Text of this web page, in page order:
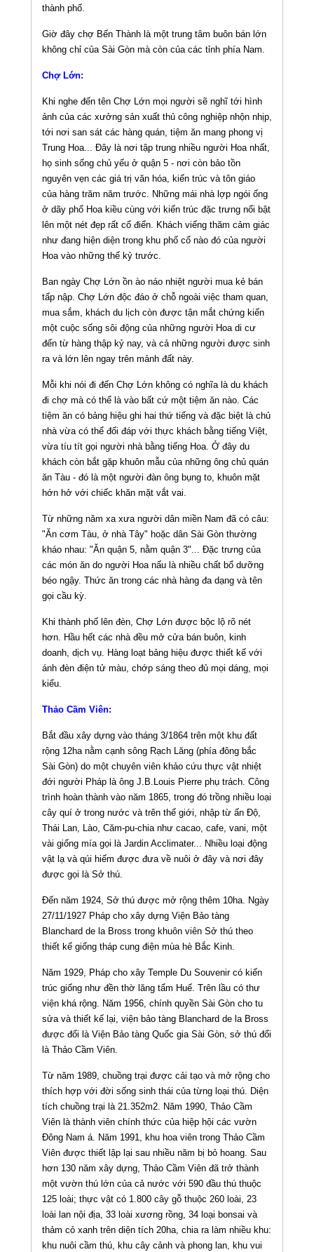
thành phố.
Giờ đây chợ Bến Thành là một trung tâm buôn bán lớn
không chỉ của Sài Gòn mà còn của các tỉnh phía Nam.
Chợ Lớn:
Khi nghe đến tên Chợ Lớn mọi người sẽ nghĩ tới hình
ảnh của các xưởng sản xuất thủ công nghiệp nhộn nhịp,
tới nơi san sát các hàng quán, tiệm ăn mang phong vị
Trung Hoa... Đây là nơi tập trung nhiều người Hoa nhất,
họ sinh sống chủ yếu ở quận 5 - nơi còn bảo tồn
nguyên vẹn các giá trị văn hóa, kiến trúc và tôn giáo
của hàng trăm năm trước. Những mái nhà lợp ngói ống
ở dãy phố Hoa kiều cùng với kiến trúc đặc trưng nổi bật
lên một nét đẹp rất cổ điển. Khách viếng thăm cảm giác
như đang hiện diện trong khu phố cổ nào đó của người
Hoa vào những thế kỷ trước.
Ban ngày Chợ Lớn ồn ào náo nhiệt người mua kẻ bán
tấp nập. Chợ Lớn độc đáo ở chỗ ngoài việc tham quan,
mua sắm, khách du lịch còn được tận mắt chứng kiến
một cuộc sống sôi động của những người Hoa di cư
đến từ hàng thập kỷ nay, và cả những người được sinh
ra và lớn lên ngay trên mảnh đất này.
Mỗi khi nói đi đến Chợ Lớn không có nghĩa là du khách
đi chợ mà có thể là vào bất cứ một tiệm ăn nào. Các
tiệm ăn có bảng hiệu ghi hai thứ tiếng và đặc biệt là chủ
nhà vừa có thể đối đáp với thực khách bằng tiếng Việt,
vừa tíu tít gọi người nhà bằng tiếng Hoa. Ở đây du
khách còn bắt gặp khuôn mẫu của những ông chủ quán
ăn Tàu - đó là một người đàn ông bụng to, khuôn mặt
hớn hở với chiếc khăn mặt vắt vai.
Từ những năm xa xưa người dân miền Nam đã có câu:
"Ăn cơm Tàu, ở nhà Tây" hoặc dân Sài Gòn thường
kháo nhau: "Ăn quận 5, nằm quận 3"... Đặc trưng của
các món ăn do người Hoa nấu là nhiều chất bổ dưỡng
béo ngậy. Thức ăn trong các nhà hàng đa dạng và tên
gọi cầu kỳ.
Khi thành phố lên đèn, Chợ Lớn được bộc lộ rõ nét
hơn. Hầu hết các nhà đều mở cửa bán buôn, kinh
doanh, dịch vụ. Hàng loạt bảng hiệu được thiết kế với
ánh đèn điện tử màu, chớp sáng theo đủ mọi dáng, mọi
kiểu.
Thảo Cầm Viên:
Bắt đầu xây dựng vào tháng 3/1864 trên một khu đất
rộng 12ha nằm cạnh sông Rạch Lăng (phía đông bắc
Sài Gòn) do một chuyên viên khảo cứu thực vật nhiệt
đới người Pháp là ông J.B.Louis Pierre phụ trách. Công
trình hoàn thành vào năm 1865, trong đó trồng nhiều loại
cây quí ở trong nước và trên thế giới, nhập từ ấn Độ,
Thái Lan, Lào, Căm-pu-chia như cacao, cafe, vani, một
vài giống mía gọi là Jardin Acclimater... Nhiều loại động
vật lạ và qúi hiếm được đưa về nuôi ở đây và nơi đây
được gọi là Sở thú.
Đến năm 1924, Sở thú được mở rộng thêm 10ha. Ngày
27/11/1927 Pháp cho xây dựng Viện Bảo tàng
Blanchard de la Bross trong khuôn viên Sở thú theo
thiết kế giống tháp cung điện mùa hè Bắc Kinh.
Năm 1929, Pháp cho xây Temple Du Souvenir có kiến
trúc giống như đền thờ lăng tẩm Huế. Trên lầu có thư
viện khá rộng. Năm 1956, chính quyền Sài Gòn cho tu
sửa và thiết kế lại, viện bảo tàng Blanchard de la Bross
được đổi là Viện Bảo tàng Quốc gia Sài Gòn, sở thú đổi
là Thảo Cầm Viên.
Từ năm 1989, chuồng trại được cải tạo và mở rộng cho
thích hợp với đời sống sinh thái của từng loại thú. Diện
tích chuồng trại là 21.352m2. Năm 1990, Thảo Cầm
Viên là thành viên chính thức của hiệp hội các vườn
Đông Nam á. Năm 1991, khu hoa viên trong Thảo Cầm
Viên được thiết lập lại sau nhiều năm bị bỏ hoang. Sau
hơn 130 năm xây dựng, Thảo Cầm Viên đã trở thành
một vườn thú lớn của cả nước với 590 đầu thú thuộc
125 loài; thực vật có 1.800 cây gỗ thuộc 260 loài, 23
loài lan nội địa, 33 loài xương rồng, 34 loại bonsai và
thảm cỏ xanh trên diện tích 20ha, chia ra làm nhiều khu:
khu nuôi cầm thú, khu cây cảnh và phong lan, khu vui